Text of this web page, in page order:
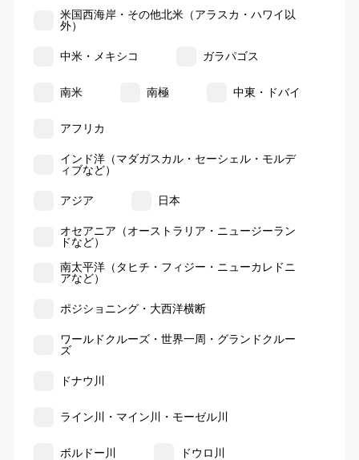
米国西海岸・その他北米（アラスカ・ハワイ以
外）
中米・メキシコ ガラパゴス
南米 南極 中東・ドバイ
アフリカ
インド洋（マダガスカル・セーシェル・モルデ
ィブなど）
アジア 日本
オセアニア（オーストラリア・ニュージーラン
ドなど）
南太平洋（タヒチ・フィジー・ニューカレドニ
アなど）
ポジショニング・大西洋横断
ワールドクルーズ・世界一周・グランドクルー
ズ
ドナウ川
ライン川・マイン川・モーゼル川
ボルドー川 ドウロ川